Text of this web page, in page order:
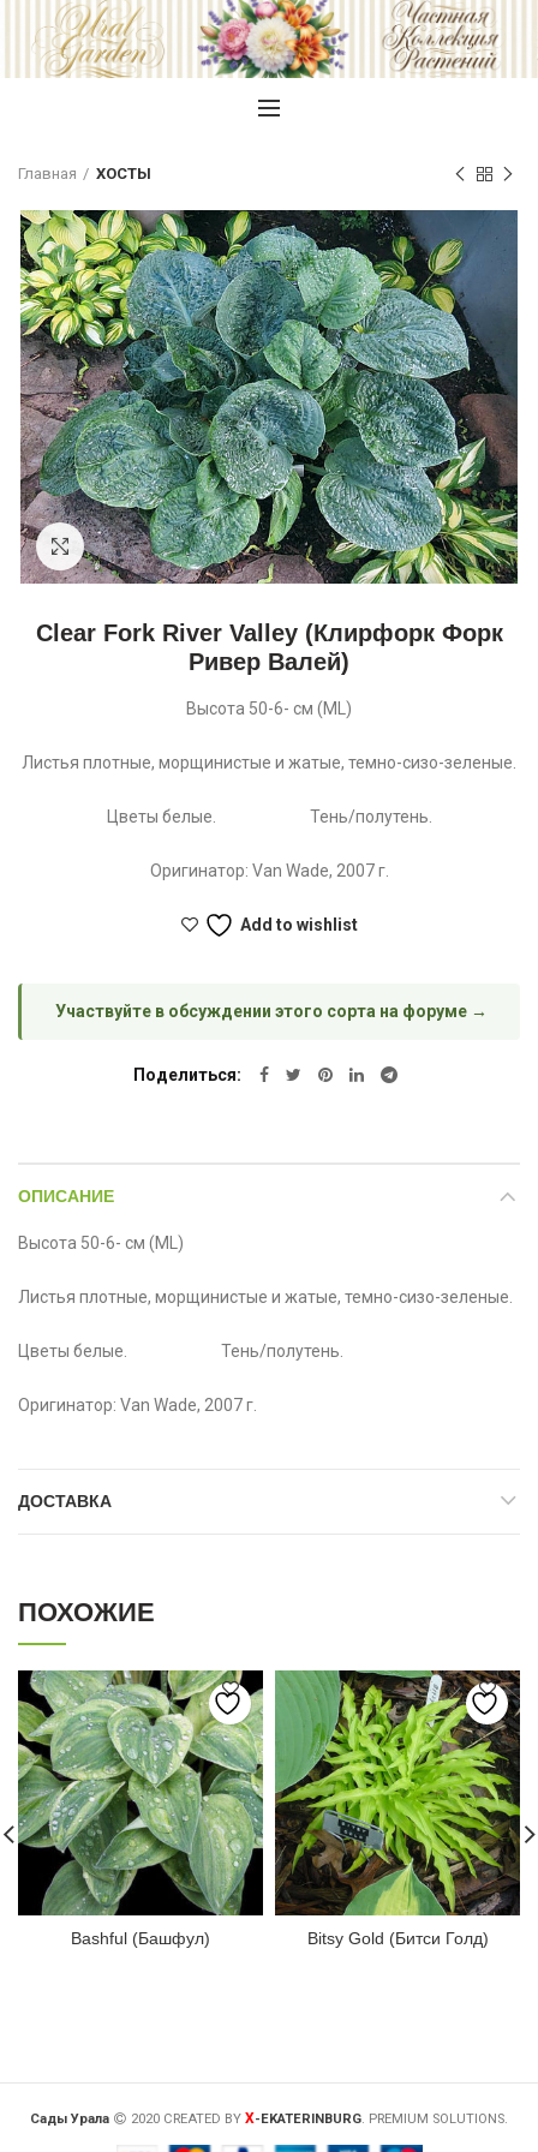
Главная ХОСТЫ
Увеличить
Clear Fork River Valley (Клирфорк Форк
Ривер Валей)
Высота 50-6- см (ML)
Листья плотные, морщинистые и жатые, темно-сизо-зеленые.
Цветы белые. Тень/полутень.
Оригинатор: Van Wade, 2007 г.
Add to wishlist
Участвуйте в обсуждении этого сорта на форуме →
Поделиться
ОПИСАНИЕ
Высота 50-6- см (ML)
Листья плотные, морщинистые и жатые, темно-сизо-зеленые.
Цветы белые. Тень/полутень.
Оригинатор: Van Wade, 2007 г.
ДОСТАВКА
ПОХОЖИЕ
Bashful (Башфул) Bitsy Gold (Битси Голд)
Сады Урала 2020 CREATED BY X-EKATERINBURG . PREMIUM SOLUTIONS.